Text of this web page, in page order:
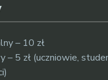
– 10 zł
– 5 zł (uczniowie,